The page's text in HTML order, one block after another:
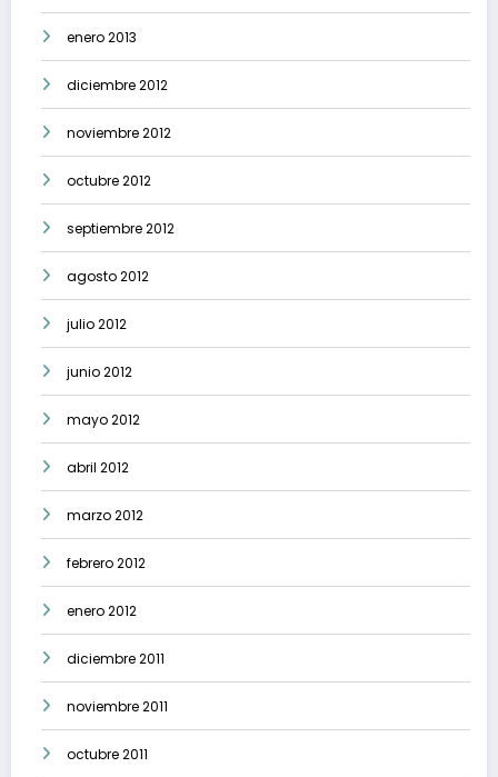
enero 2013
diciembre 2012
noviembre 2012
octubre 2012
septiembre 2012
agosto 2012
julio 2012
junio 2012
mayo 2012
abril 2012
marzo 2012
febrero 2012
enero 2012
diciembre 2011
noviembre 2011
octubre 2011